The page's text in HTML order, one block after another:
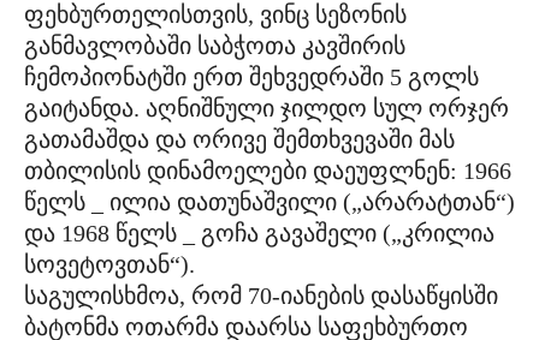
ფეხბურთელისთვის, ვინც სეზონის
განმავლობაში საბჭოთა კავშირის
ჩემოპიონატში ერთ შეხვედრაში 5 გოლს
გაიტანდა. აღნიშნული ჯილდო სულ ორჯერ
გათამაშდა და ორივე შემთხვევაში მას
თბილისის დინამოელები დაეუფლნენ: 1966
წელს _ ილია დათუნაშვილი („არარატთან“)
და 1968 წელს _ გოჩა გავაშელი („კრილია
სოვეტოვთან“).
საგულისხმოა, რომ 70-იანების დასაწყისში
ბატონმა ოთარმა დაარსა საფეხბურთო